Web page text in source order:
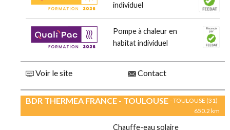
individuel
Pompe à chaleur en
habitat individuel
Voir le site Contact
BDR THERMEA FRANCE - TOULOUSE - TOULOUSE (31)
650.2 km
Chauffe-eau solaire